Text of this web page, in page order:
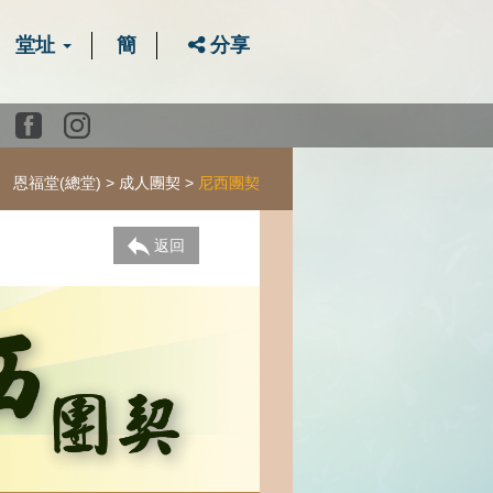
堂址 簡 分享
Facebook
恩福堂(總堂) 成人團契 尼西團契
返回